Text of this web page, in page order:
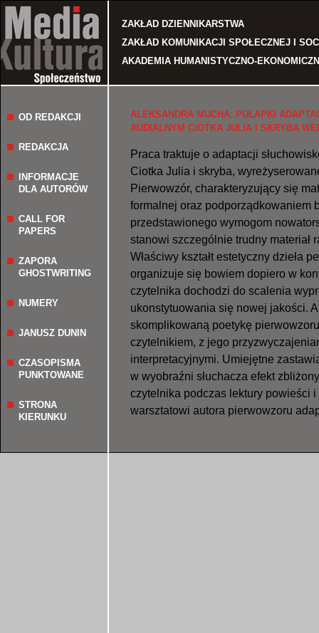
ZAKŁAD DZIENNIKARSTWA
ZAKŁAD KOMUNIKACJI SPOŁECZNEJ I
AKADEMIA HUMANISTYCZNO-
ALEKSANDRA MUCHA: PUŁAPKI
AUDIALNYM CIOTKA JULIA I SKRYBA
Praca traktuje o adaptacji
Ciotka Julia i skryba,
Pierwowzór, charakteryzujący się
formalnej oraz podporządkowaniem
przedstawionego wymogom
stanowi szczególnie trudny materiał
Właściwy kształt estetyczny dzieła
organizuje się bowiem dopiero w
czytelnika dochodzi do scalenia
ukonstytuowania się nowej jakości.
skomplikowaną poetykę
czytelnikiem, z jego
interpretacyjnymi. Umiejętne
w wyobraźni słuchacza efekt
czytelnika podczas lektury powieści
warsztatowi autora pierwowzoru
OD REDAKCJI
REDAKCJA
INFORMACJE
DLA AUTORÓW
CALL FOR
PAPERS
ZAPORA
GHOSTWRITING
NUMERY
JANUSZ DUNIN
CZASOPISMA
PUNKTOWANE
STRONA
KIERUNKU